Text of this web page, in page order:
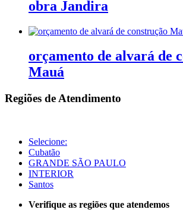
obra Jandira
orçamento de alvará de
Mauá
Regiões de Atendimento
Selecione:
Cubatão
GRANDE SÃO PAULO
INTERIOR
Santos
Verifique as regiões que atendemos